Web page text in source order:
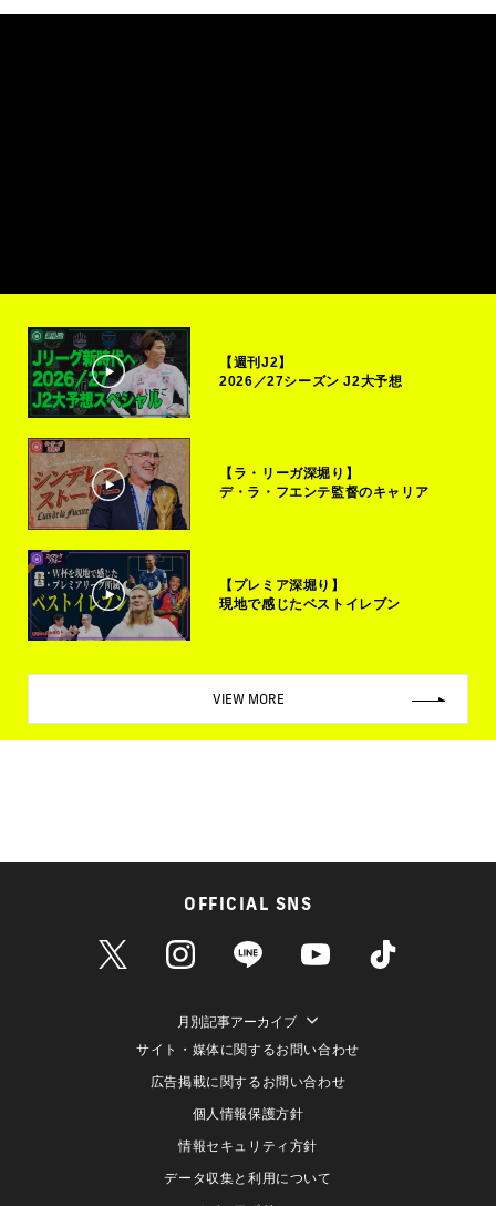
【週刊J2】
2026／27シーズン J2大予想
【ラ・リーガ深堀り】
デ・ラ・フエンテ監督のキャリア
【プレミア深堀り】
現地で感じたベストイレブン
VIEW MORE
OFFICIAL SNS
月別記事アーカイブ
サイト・媒体に関するお問い合わせ
広告掲載に関するお問い合わせ
個人情報保護方針
情報セキュリティ方針
データ収集と利用について